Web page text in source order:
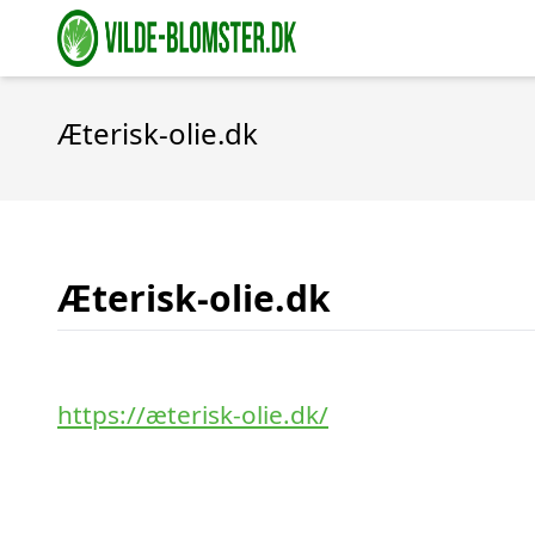
Æterisk-olie.dk
Æterisk-olie.dk
https://æterisk-olie.dk/